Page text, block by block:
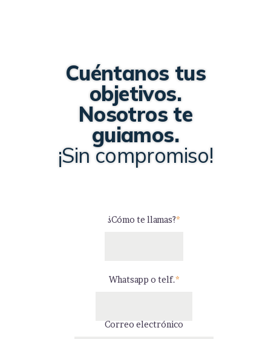
Cuéntanos tus
objetivos.
Nosotros te
guiamos.
¡Sin compromiso!
¿Cómo te llamas?*
Whatsapp o telf.*
Correo electrónico